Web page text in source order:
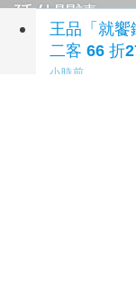
延伸閱讀
王品「就饗
二客 66 折
小時前